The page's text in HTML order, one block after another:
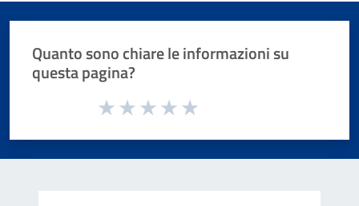
Quanto sono chiare le informazioni su
questa pagina?
Valuta da 1 a 5 stelle la pagina